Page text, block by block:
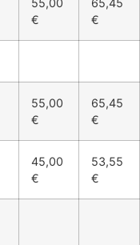
55,00
€
65,45
€
55,00
€
65,45
€
45,00
€
53,55
€